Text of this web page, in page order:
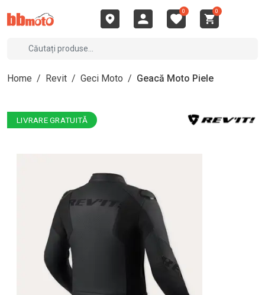
0 0
Home / Revit / Geci Moto / Geacă Moto Piele
LIVRARE GRATUITĂ